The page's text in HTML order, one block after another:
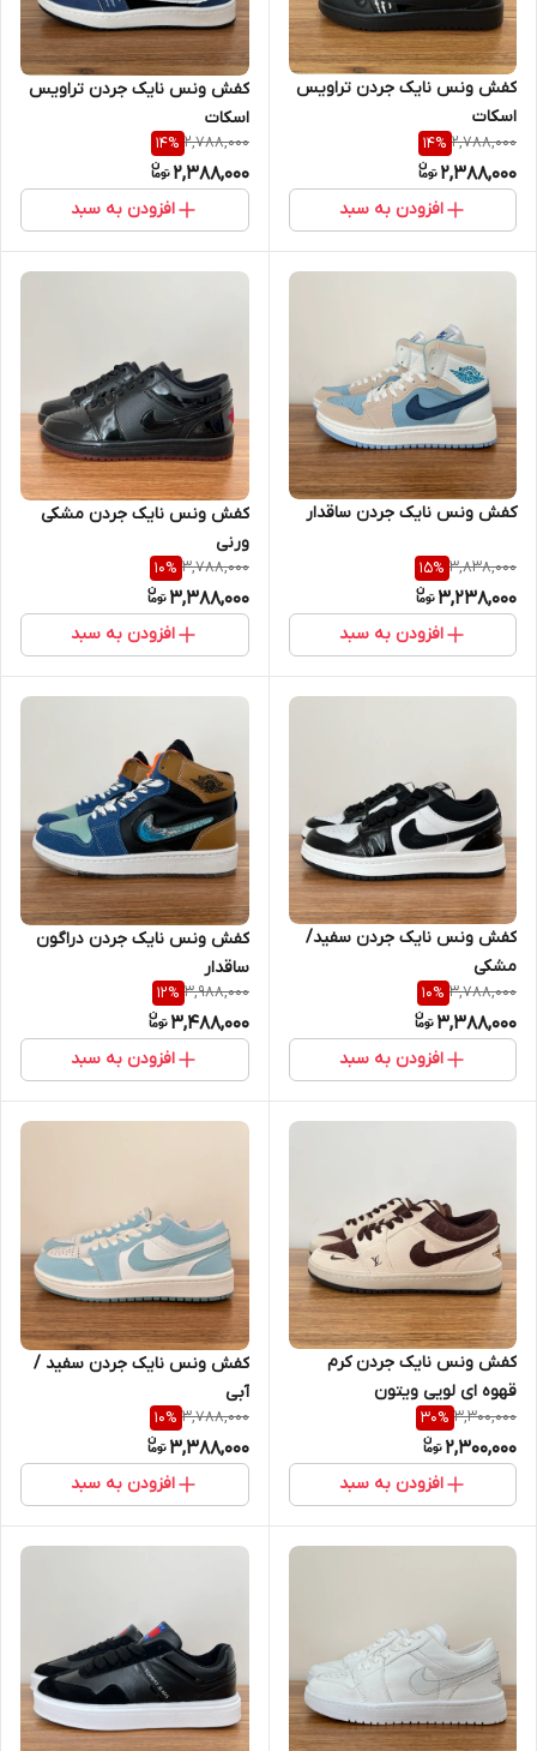
کفش ونس نایک جردن تراویس
اسکات
2,788,000
14%
2,388,000
افزودن به سبد
کفش ونس نایک جردن تراویس
اسکات
2,788,000
14%
2,388,000
افزودن به سبد
کفش ونس نایک جردن ساقدار
3,838,000
15%
3,238,000
افزودن به سبد
کفش ونس نایک جردن مشکی
ورنی
3,788,000
10%
3,388,000
افزودن به سبد
کفش ونس نایک جردن سفید/
مشکی
3,788,000
10%
3,388,000
افزودن به سبد
کفش ونس نایک جردن دراگون
ساقدار
3,988,000
12%
3,488,000
افزودن به سبد
کفش ونس نایک جردن کرم
قهوه ای لویی ویتون
3,300,000
30%
2,300,000
افزودن به سبد
کفش ونس نایک جردن سفید /
آبی
3,788,000
10%
3,388,000
افزودن به سبد